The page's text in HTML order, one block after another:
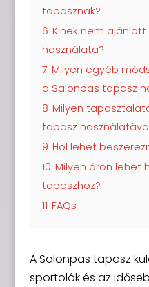
tapasznak?
6 Kinek nem
használata?
7 Milyen egyéb
a Salonpas tapasz
8 Milyen
tapasz
9 Hol lehet
10 Milyen áron lehet
tapaszhoz?
11 FAQs
A Salonpas tapasz
sportolók és az